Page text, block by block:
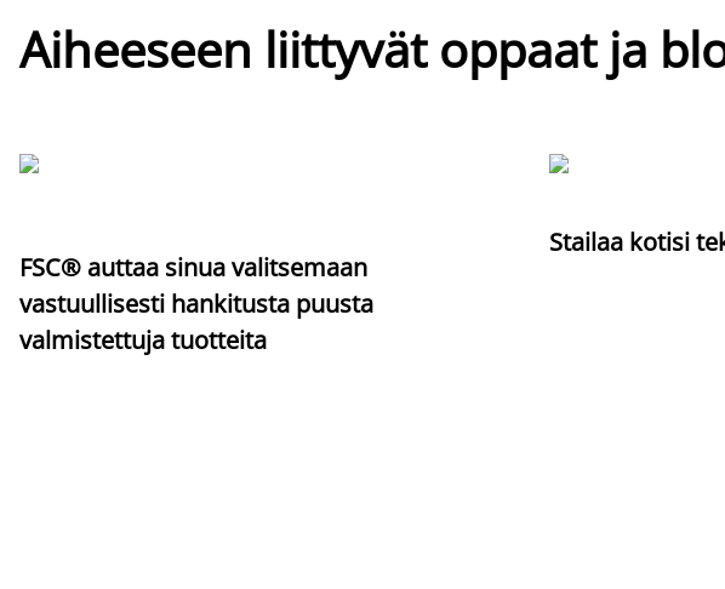
Aiheeseen liittyvät oppaat ja
FSC® auttaa sinua valitsemaan
vastuullisesti hankitusta puusta
valmistettuja tuotteita
Stailaa kotisi